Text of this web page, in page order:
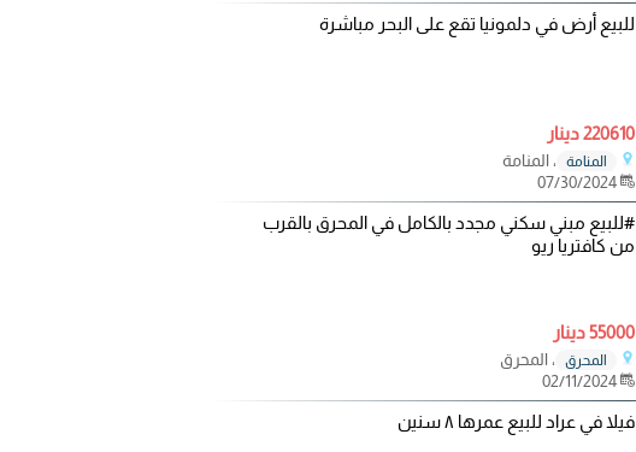
للبيع أرض في دلمونيا تقع على البحر مباشرة
220610 دينار
المنامة
، المنامة
07/30/2024
#للبيع مبني سكني مجدد بالكامل في المحرق بالقرب
من كافتريا ريو
55000 دينار
المحرق
، المحرق
02/11/2024
فيلا في عراد للبيع عمرها ٨ سنين